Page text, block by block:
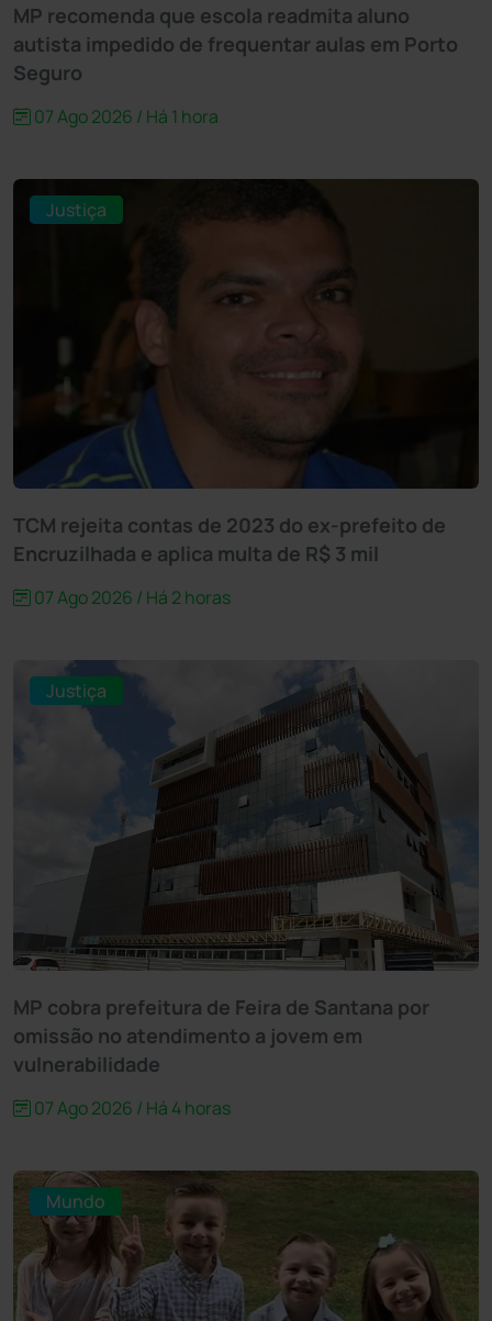
MP recomenda que escola readmita aluno
autista impedido de frequentar aulas em Porto
Seguro
07 Ago 2026 / Há 1 hora
Justiça
TCM rejeita contas de 2023 do ex-prefeito de
Encruzilhada e aplica multa de R$ 3 mil
07 Ago 2026 / Há 2 horas
Justiça
MP cobra prefeitura de Feira de Santana por
omissão no atendimento a jovem em
vulnerabilidade
07 Ago 2026 / Há 4 horas
Mundo